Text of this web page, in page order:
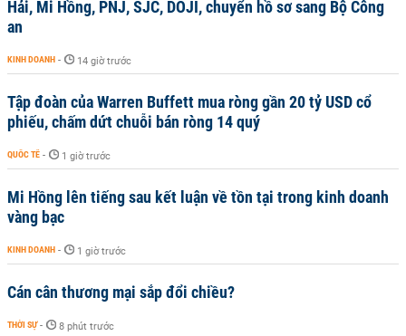
Hải, Mi Hồng, PNJ, SJC, DOJI, chuyển hồ sơ sang Bộ Công
an
KINH DOANH - 14 giờ trước
Tập đoàn của Warren Buffett mua ròng gần 20 tỷ USD cổ
phiếu, chấm dứt chuỗi bán ròng 14 quý
QUỐC TẾ - 1 giờ trước
Mi Hồng lên tiếng sau kết luận về tồn tại trong kinh doanh
vàng bạc
KINH DOANH - 1 giờ trước
Cán cân thương mại sắp đổi chiều?
THỜI SỰ - 8 phút trước